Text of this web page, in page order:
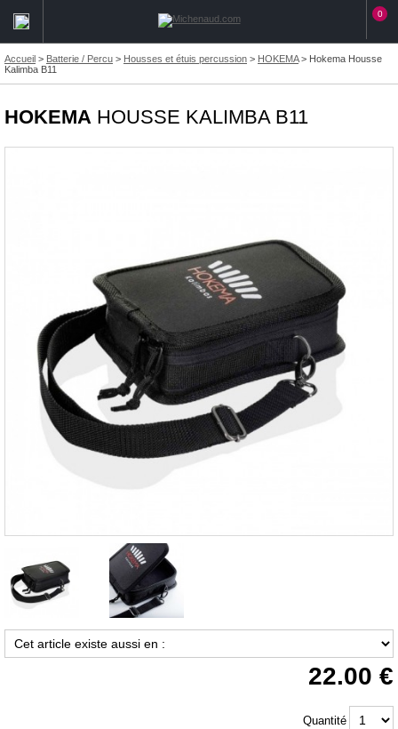
0
Accueil > Batterie / Percu > Housses et étuis percussion > HOKEMA> Hokema Housse
Kalimba B11
HOKEMA HOUSSE KALIMBA B11
22.00
Quantité